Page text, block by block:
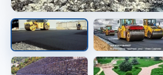
Основание под